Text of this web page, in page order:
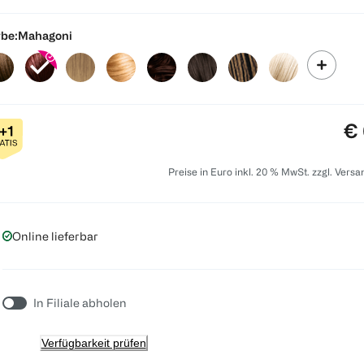
Mahagoni
€
Preise in Euro inkl. 20 % MwSt. zzgl.
Online lieferbar
In Filiale abholen
Verfügbarkeit prüfen